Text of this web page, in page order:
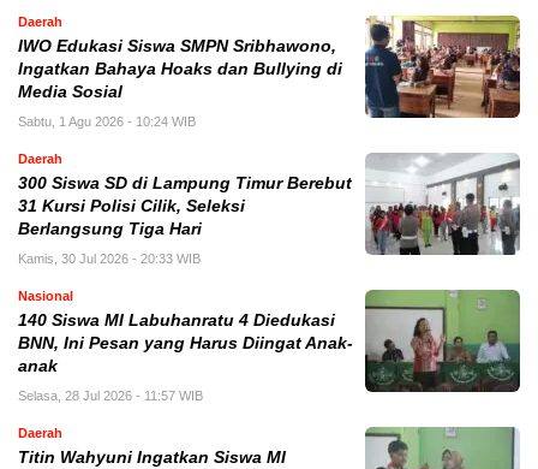
Daerah
IWO Edukasi Siswa SMPN Sribhawono,
Ingatkan Bahaya Hoaks dan Bullying di
Media Sosial
Sabtu, 1 Agu 2026 - 10:24 WIB
Daerah
300 Siswa SD di Lampung Timur Berebut
31 Kursi Polisi Cilik, Seleksi
Berlangsung Tiga Hari
Kamis, 30 Jul 2026 - 20:33 WIB
Nasional
140 Siswa MI Labuhanratu 4 Diedukasi
BNN, Ini Pesan yang Harus Diingat Anak-
anak
Selasa, 28 Jul 2026 - 11:57 WIB
Daerah
Titin Wahyuni Ingatkan Siswa MI